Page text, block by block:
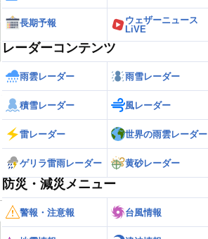
長期予報
ウェザーニュース
LiVE
レーダーコンテンツ
雨雲レーダー 雨雪レーダー
積雪レーダー 風レーダー
雷レーダー 世界の雨雲レーダー
ゲリラ雷雨レーダー 黄砂レーダー
防災・減災メニュー
警報・注意報 台風情報